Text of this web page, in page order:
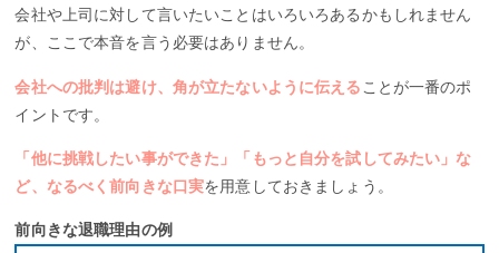
会社や上司に対して言いたいことはいろいろあるかもしれません
が、ここで本音を言う必要はありません。
会社への批判は避け、角が立たないように伝える ことが一番のポ
イントです。
「他に挑戦したい事ができた」「もっと自分を試してみたい」な
ど、なるべく前向きな口実を用意しておきましょう。
前向きな退職理由の例